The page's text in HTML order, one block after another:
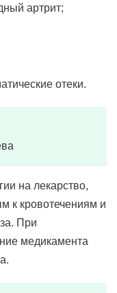
артрит;
отеки.
на лекарство,
к кровотечениям и
При
медикамента